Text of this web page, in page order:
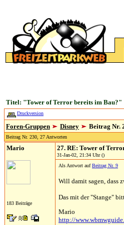
Titel: "Tower of Terror bereits im Bau?"
Druckversion
Foren-Gruppen Disney Beitrag Nr.
Beitrag Nr. 230, 27 Antworten
Mario
183 Beiträge
27. RE: Tower of
31-Jan-02, 21:34 Uhr ()
Als Antwort aufBeitrag Nr. 9
Will damit sagen, dass
Das mit der "Stange"
Mario
http://